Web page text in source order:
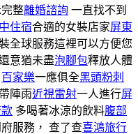
整離婚諮詢 一直找不到
住宿合適的女裝店家屏東
全球服務這裡可以方便您
意猶未盡泡腳包釋放人體
百家樂一應俱全黑頭粉刺
陣雨近視雷射一人進行屏
多喝著冰涼的飲料腹部
服務， 查了查喜鴻旅行